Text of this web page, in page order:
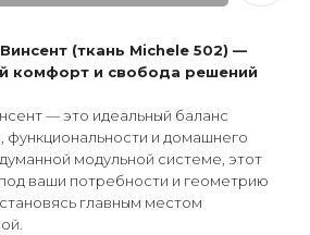
(ткань Michele 502) —
комфорт и свобода решений
— это идеальный баланс
функциональности и домашнего
модульной системе, этот
ваши потребности и геометрию
главным местом